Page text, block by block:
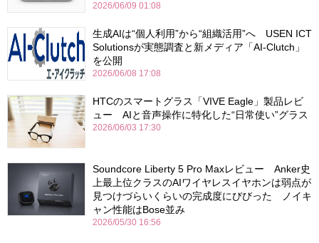
2026/06/09 01:08
生成AIは“個人利用”から“組織活用”へ USEN ICT
Solutionsが実態調査と新メディア「AI-Clutch」
を公開
2026/06/08 17:08
HTCのスマートグラス「VIVE Eagle」製品レビ
ュー AIと音声操作に特化した“日常使い”グラス
2026/06/03 17:30
Soundcore Liberty 5 Pro Maxレビュー Anker史
上最上位クラスのAIワイヤレスイヤホンは弱点が
見つけづらいくらいの完成度にびびった ノイキ
ャン性能はBose並み
2026/05/30 16:56